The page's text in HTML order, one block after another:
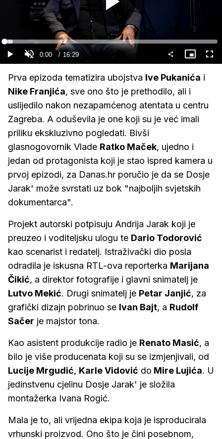
Gledaj
GledajUpali
zvuk
Current
Time
0:00 / Duration
16:29
Loaded:
4.03%
Slika
u
Prva epizoda tematizira ubojstva Ive Pukanića i
Nike Franjića, sve ono što je prethodilo, ali i
uslijedilo nakon nezapamćenog atentata u centru
Zagreba. A oduševila je one koji su je već imali
priliku ekskluzivno pogledati. Bivši
glasnogovornik Vlade Ratko Maček, ujedno i
jedan od protagonista koji je stao ispred kamera u
prvoj epizodi, za Danas.hr poručio je da se Dosje
Jarak' može svrstati uz bok "najboljih svjetskih
dokumentarca".
Projekt autorski potpisuju Andrija Jarak koji je
preuzeo i voditeljsku ulogu te Dario Todorović
kao scenarist i redatelj. Istraživački dio posla
odradila je iskusna RTL-ova reporterka Marijana
Čikić, a direktor fotografije i glavni snimatelj je
Lutvo Mekić. Drugi snimatelj je Petar Janjić, za
grafički dizajn pobrinuo se Ivan Bajt, a Rudolf
Sačer je majstor tona.
Kao asistent produkcije radio je Renato Masić, a
bilo je više producenata koji su se izmjenjivali, od
Lucije Mrgudić, Karle Vidović do Mire Lujića. U
jedinstvenu cjelinu Dosje Jarak' je složila
montažerka Ivana Rogić.
Mala je to, ali vrijedna ekipa koja je isproducirala
vrhunski proizvod. Ono što je čini posebnom,